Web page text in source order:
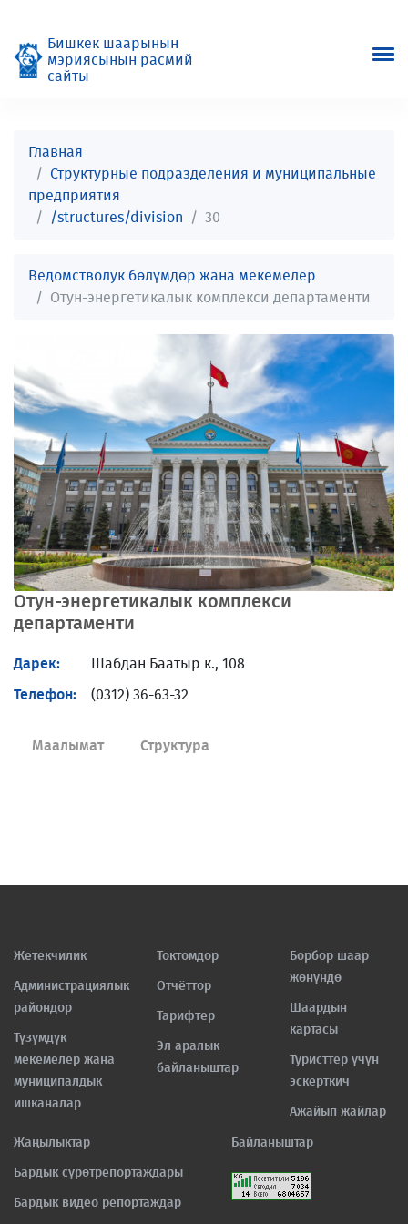
Бишкек шаарынын
мэриясынын расмий
сайты
Главная
Структурные подразделения и муниципальные
предприятия
/structures/division
30
Ведомстволук бөлүмдөр жана мекемелер
Отун-энергетикалык комплекси департаменти
Отун-энергетикалык комплекси
департаменти
Дарек: Шабдан Баатыр к., 108
Телефон: (0312) 36-63-32
Маалымат Структура
Жетекчилик
Администрациялык
райондор
Түзүмдүк
мекемелер жана
муниципалдык
ишканалар
Токтомдор
Отчёттор
Тарифтер
Эл аралык
байланыштар
Борбор шаар
жөнүндө
Шаардын
картасы
Туристтер үчүн
эскерткич
Ажайып жайлар
Жаңылыктар
Бардык сүрөтрепортаждары
Бардык видео репортаждар
Байланыштар